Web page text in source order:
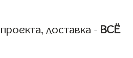
доставка - ВСЁ